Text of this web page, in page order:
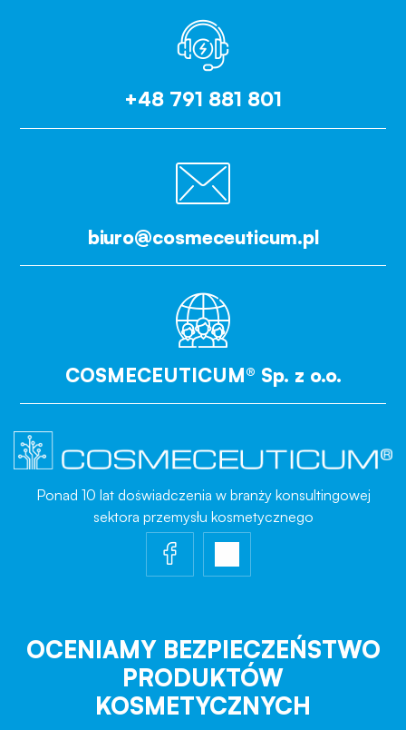
+48 791 881 801
biuro@cosmeceuticum.pl
COSMECEUTICUM® Sp. z o.o.
Ponad 10 lat doświadczenia w branży konsultingowej
sektora przemysłu kosmetycznego
OCENIAMY BEZPIECZEŃSTWO
PRODUKTÓW
KOSMETYCZNYCH